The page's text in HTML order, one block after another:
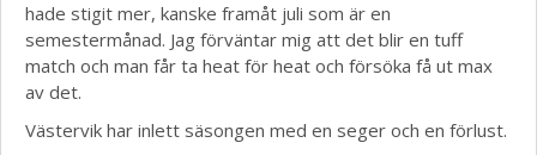
hade stigit mer, kanske framåt juli som är en
semestermånad. Jag förväntar mig att det blir en tuff
match och man får ta heat för heat och försöka få ut max
av det.
Västervik har inlett säsongen med en seger och en förlust.